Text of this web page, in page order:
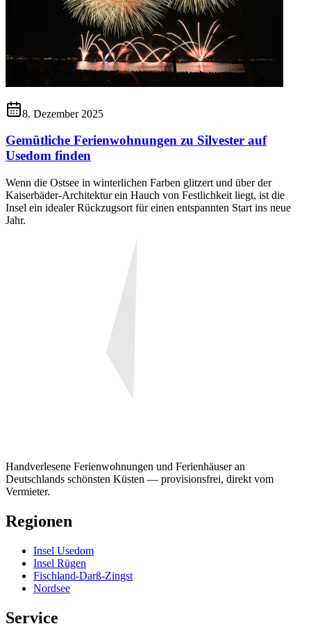
8. Dezember 2025
Gemütliche Ferienwohnungen zu Silvester auf
Usedom finden
Wenn die Ostsee in winterlichen Farben glitzert und über der
Kaiserbäder-Architektur ein Hauch von Festlichkeit liegt, ist die
Insel ein idealer Rückzugsort für einen entspannten Start ins neue
Jahr.
Handverlesene Ferienwohnungen und Ferienhäuser an
Deutschlands schönsten Küsten — provisionsfrei, direkt vom
Vermieter.
Regionen
Insel Usedom
Insel Rügen
Fischland-Darß-Zingst
Nordsee
Service